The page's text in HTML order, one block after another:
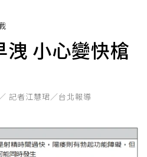
小心變快槍
記者江慧珺／台北報導